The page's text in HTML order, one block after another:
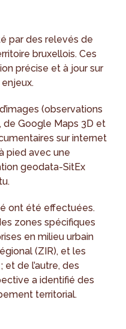
par des relevés de
bruxellois. Ces
précise et à jour sur
(observations
de Google Maps 3D et
sur internet
pied avec une
geodata-SitEx
ont été effectuées.
zones spécifiques
en milieu urbain
(ZIR), et les
de l’autre, des
a identifié des
territorial.